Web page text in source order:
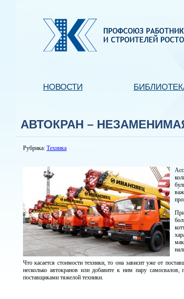
НОВОСТИ
АВТОКРАН –
Рубрика: Техника
Что касается стоимости техники, то она зависит уже от
несколько автокранов или добавите к ним пару
поставщиками тяжелой техники.